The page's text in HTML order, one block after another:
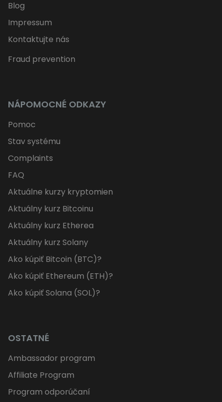
Blog
Impressum
Kontaktujte nás
Fraud prevention
NÁPOMOCNÉ ODKAZY
Pomoc
Stav systému
Complaints
FAQ
Aktuálne kurzy kryptomien
Aktuálny kurz Bitcoinu
Aktuálny kurz Etherea
Aktuálny kurz Solany
Ako kúpiť Bitcoin (BTC)?
Ako kúpiť Ethereum (ETH)?
Ako kúpiť Solana (SOL)?
OSTATNÉ
Ambassador program
Affiliate Program
Program odporúčaní